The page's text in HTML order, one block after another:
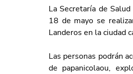
La Secretaría de
18 de mayo se
Landeros en la ciudad
Las personas podrán
de papanicolaou,